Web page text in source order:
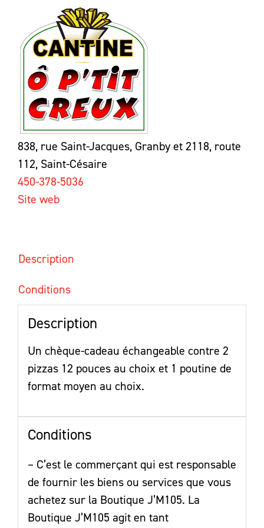
838, rue Saint-Jacques, Granby et 2118, route
112, Saint-Césaire
450-378-5036
Site web
Description
Conditions
Description
Un chèque-cadeau échangeable contre 2
pizzas 12 pouces au choix et 1 poutine de
format moyen au choix.
Conditions
– C’est le commerçant qui est responsable
de fournir les biens ou services que vous
achetez sur la Boutique J’M105. La
Boutique J’M105 agit en tant